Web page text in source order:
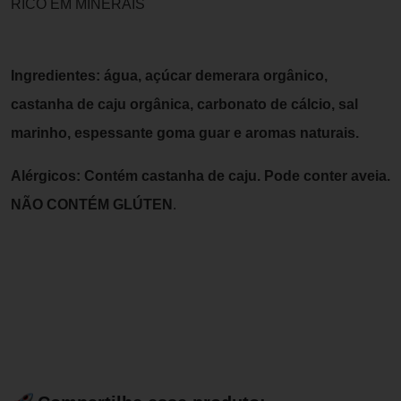
RICO EM MINERAIS
Ingredientes: água, açúcar demerara orgânico,
castanha de caju orgânica, carbonato de cálcio, sal
marinho, espessante goma guar e aromas naturais.
Alérgicos: Contém castanha de caju. Pode conter aveia.
NÃO CONTÉM GLÚTEN .